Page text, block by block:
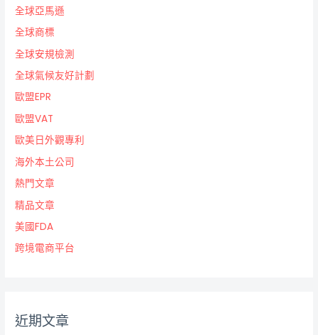
全球亞馬遜
全球商標
全球安規檢測
全球氣候友好計劃
歐盟EPR
歐盟VAT
歐美日外觀專利
海外本土公司
熱門文章
精品文章
美國FDA
跨境電商平台
近期文章